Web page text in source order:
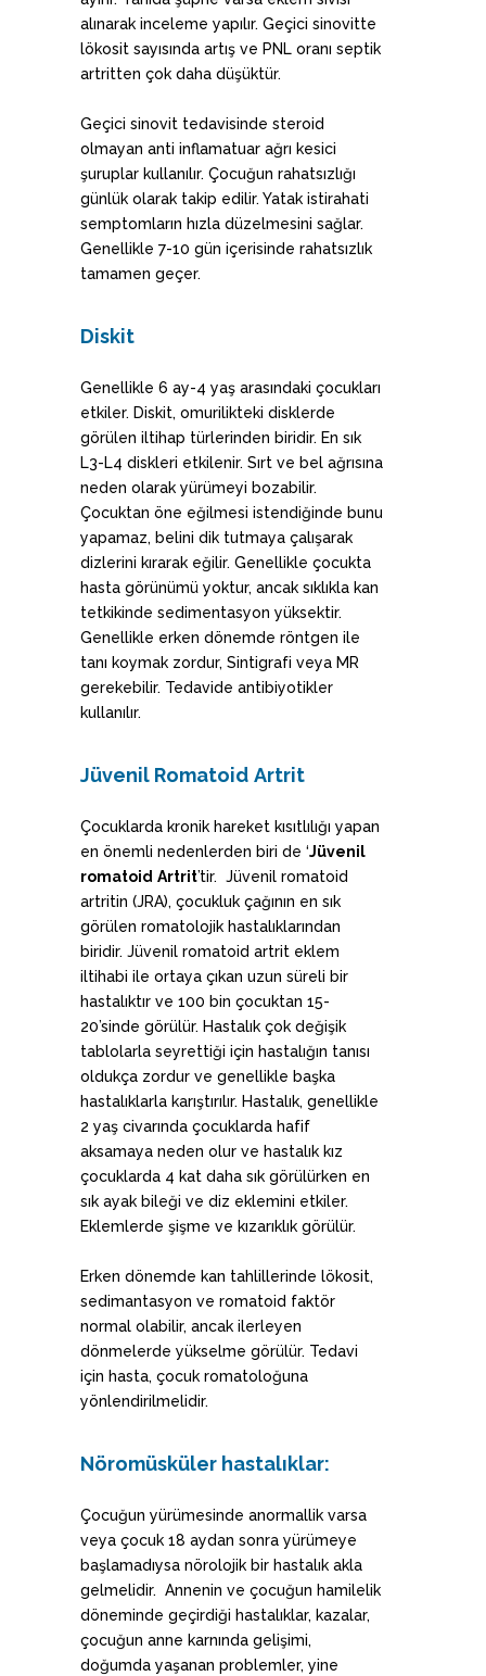
alınarak inceleme yapılır. Geçici sinovitte
lökosit sayısında artış ve PNL oranı septik
artritten çok daha düşüktür.
Geçici sinovit tedavisinde steroid
olmayan anti inflamatuar ağrı kesici
şuruplar kullanılır. Çocuğun rahatsızlığı
günlük olarak takip edilir. Yatak istirahati
semptomların hızla düzelmesini sağlar.
Genellikle 7-10 gün içerisinde rahatsızlık
tamamen geçer.
Diskit
Genellikle 6 ay-4 yaş arasındaki çocukları
etkiler. Diskit, omurilikteki disklerde
görülen iltihap türlerinden biridir. En sık
L3-L4 diskleri etkilenir. Sırt ve bel ağrısına
neden olarak yürümeyi bozabilir.
Çocuktan öne eğilmesi istendiğinde bunu
yapamaz, belini dik tutmaya çalışarak
dizlerini kırarak eğilir. Genellikle çocukta
hasta görünümü yoktur, ancak sıklıkla kan
tetkikinde sedimentasyon yüksektir.
Genellikle erken dönemde röntgen ile
tanı koymak zordur, Sintigrafi veya MR
gerekebilir. Tedavide antibiyotikler
kullanılır.
Jüvenil Romatoid Artrit
Çocuklarda kronik hareket kısıtlılığı yapan
en önemli nedenlerden biri de ‘Jüvenil
romatoid Artrit’tir. Jüvenil romatoid
artritin (JRA), çocukluk çağının en sık
görülen romatolojik hastalıklarından
biridir. Jüvenil romatoid artrit eklem
iltihabi ile ortaya çıkan uzun süreli bir
hastalıktır ve 100 bin çocuktan 15-
20’sinde görülür. Hastalık çok değişik
tablolarla seyrettiği için hastalığın tanısı
oldukça zordur ve genellikle başka
hastalıklarla karıştırılır. Hastalık, genellikle
2 yaş civarında çocuklarda hafif
aksamaya neden olur ve hastalık kız
çocuklarda 4 kat daha sık görülürken en
sık ayak bileği ve diz eklemini etkiler.
Eklemlerde şişme ve kızarıklık görülür.
Erken dönemde kan tahlillerinde lökosit,
sedimantasyon ve romatoid faktör
normal olabilir, ancak ilerleyen
dönmelerde yükselme görülür. Tedavi
için hasta, çocuk romatoloğuna
yönlendirilmelidir.
Nöromüsküler hastalıklar:
Çocuğun yürümesinde anormallik varsa
veya çocuk 18 aydan sonra yürümeye
başlamadıysa nörolojik bir hastalık akla
gelmelidir. Annenin ve çocuğun hamilelik
döneminde geçirdiği hastalıklar, kazalar,
çocuğun anne karnında gelişimi,
doğumda yaşanan problemler, yine